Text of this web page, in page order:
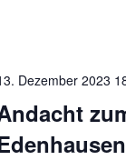
Dezember 2023